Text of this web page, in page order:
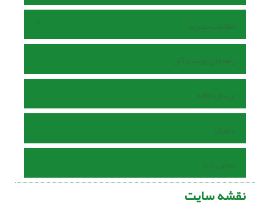
اطلاعات نشریه
راهنمای نویسندگان
ارسال مقاله
داوران
تماس با ما
نقشه سایت